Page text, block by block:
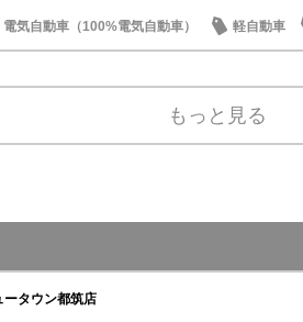
電気自動車（100%電気自動車） 軽自動車
もっと見る
ータウン都筑店